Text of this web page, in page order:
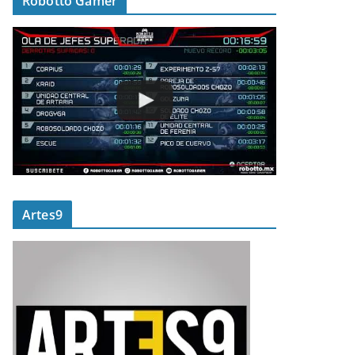
Artes9